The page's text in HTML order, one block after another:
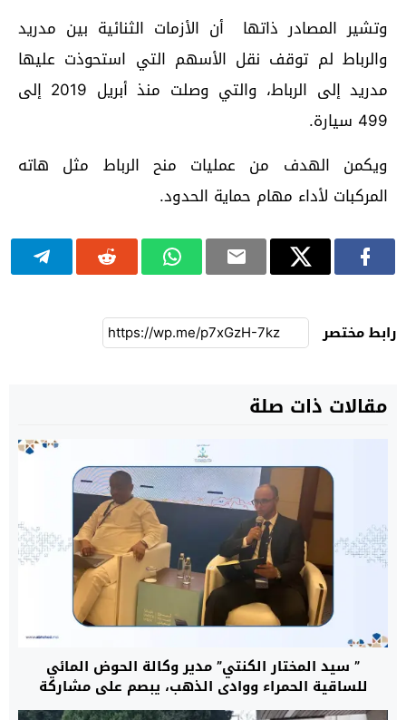
وتشير المصادر ذاتها أن الأزمات الثنائية بين مدريد
والرباط لم توقف نقل الأسهم التي استحوذت عليها
مدريد إلى الرباط، والتي وصلت منذ أبريل 2019 إلى
499 سيارة.
ويكمن الهدف من عمليات منح الرباط مثل هاته
المركبات لأداء مهام حماية الحدود.
رابط مختصر
مقالات ذات صلة
” سيد المختار الكنتي” مدير وكالة الحوض المائي
للساقية الحمراء ووادي الذهب، يبصم على مشاركة
متميزة بالمملكة العربية السعودية